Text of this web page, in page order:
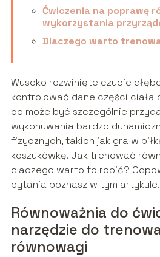
Ćwiczenia na poprawę
wykorzystania
Dlaczego warto
Wysoko rozwinięte czucie
kontrolować dane części ciała
co może być szczególnie
wykonywania bardzo
fizycznych, takich jak gra w
koszykówkę. Jak trenować
dlaczego warto to robić?
pytania poznasz w tym artykule.
Równoważnia do
narzędzie do
równowagi